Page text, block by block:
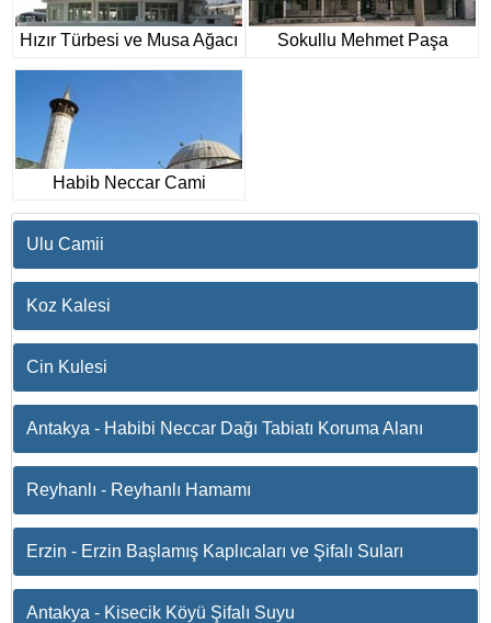
Hızır Türbesi ve Musa Ağacı
Sokullu Mehmet Paşa
Habib Neccar Cami
Ulu Camii
Koz Kalesi
Cin Kulesi
Antakya - Habibi Neccar Dağı Tabiatı Koruma Alanı
Reyhanlı - Reyhanlı Hamamı
Erzin - Erzin Başlamış Kaplıcaları ve Şifalı Suları
Antakya - Kisecik Köyü Şifalı Suyu